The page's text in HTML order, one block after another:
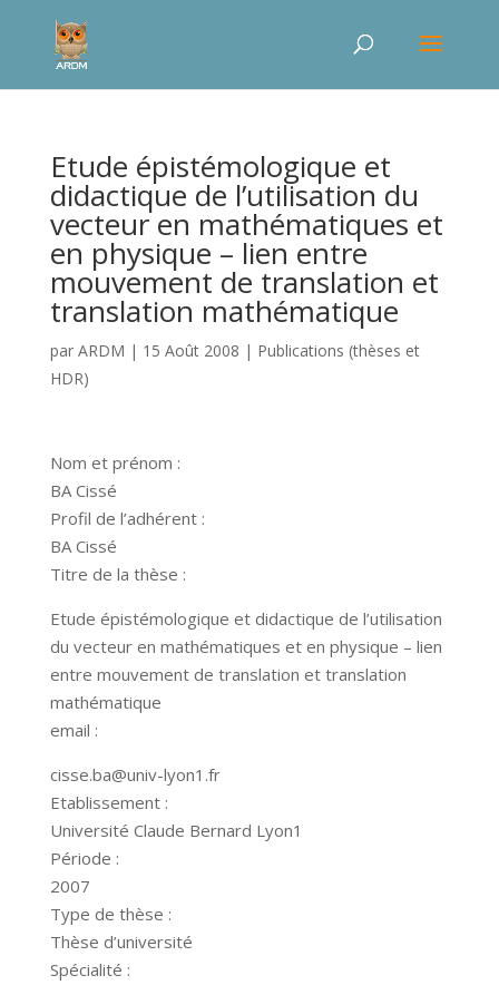
Etude épistémologique et
didactique de l’utilisation du
vecteur en mathématiques et
en physique – lien entre
mouvement de translation et
translation mathématique
par ARDM | 15 Août 2008 | Publications (thèses et
HDR)
Nom et prénom :
BA Cissé
Profil de l’adhérent :
BA Cissé
Titre de la thèse :
Etude épistémologique et didactique de l’utilisation
du vecteur en mathématiques et en physique – lien
entre mouvement de translation et translation
mathématique
email :
cisse.ba@univ-lyon1.fr
Etablissement :
Université Claude Bernard Lyon1
Période :
2007
Type de thèse :
Thèse d’université
Spécialité :